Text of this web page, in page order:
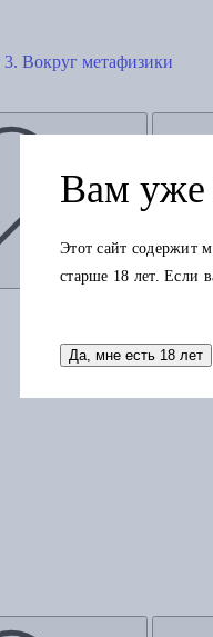
Вокруг метафизики
Вам уже
Этот сайт содержит
старше 18 лет. Если
Да, мне есть 18 лет